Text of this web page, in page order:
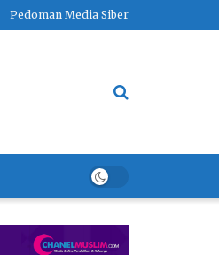
Pedoman Media Siber